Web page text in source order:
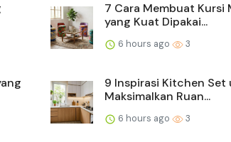
7 Cara Membuat Kursi
yang Kuat Dipakai...
6 hours ago 3
9 Inspirasi Kitchen
Maksimalkan Ruan...
6 hours ago 3